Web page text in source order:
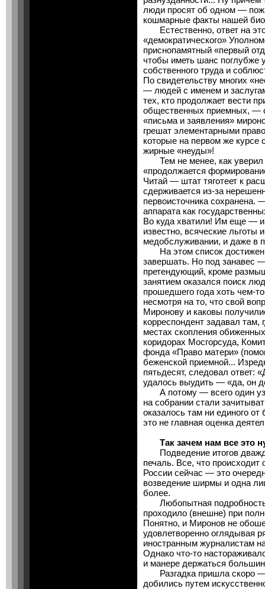
люди просят об одном —
кошмарные факты нашей
Естественно, ответ на
«демократического»
приснопамятный «первый
чтобы иметь шанс поглубже
собственного труда и
По свидетельству многих
— людей с именем и
тех, кто продолжает вести
общественных приемных, —
«письма и заявления»
грешат элементарными
которые на первом же
жирные «неуды»!
Тем не менее, как уверил
«продолжается
Читай — штат тяготеет к
сдерживается из-за
первоисточника сохранена.
аппарата как
Во куда хватили! Им еще — и
известно, всяческие льготы
медобслуживании, и даже в
На этом список
завершать. Но под занавес
претендующий, кроме
занятием оказался поиск
прошедшего года хоть чем-
несмотря на то, что свой
Миронову и каковы
корреспондент задавал там,
местах скопления
коридорах Мосгорсуда,
фонда «Право матери»
беженской приемной...
пятьдесят, следовал ответ:
удалось выудить — «да, он
А потому — всего один
на собрании стали
оказалось там ни единого
это не главная оценка
Так зачем нам все это
Подведение итогов
печаль. Все, что происходит
России сейчас — это
возведение ширмы и одна
более.
Любопытная
проходило (внешне) при
Понятно, и Миронов не
удовлетворенно оглядывая
иностранным журналистам
Однако что-то
и манере держаться
Разгадка пришла скоро —
добились путем